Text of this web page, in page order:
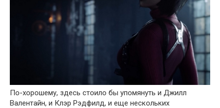
По-хорошему, здесь стоило бы упомянуть и Джилл
Валентайн, и Клэр Рэдфилд, и еще нескольких